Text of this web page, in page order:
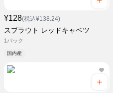
¥128(税込¥138.24)
スプラウト レッドキャベツ
1パック
国内産